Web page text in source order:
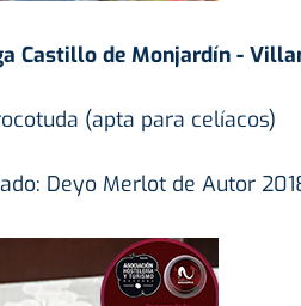
Castillo de Monjardín -
(apta para celíacos)
Deyo Merlot de Autor